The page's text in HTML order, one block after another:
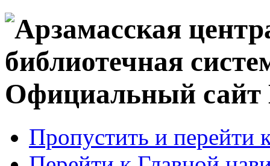
Официальный
Пропустить и перейти